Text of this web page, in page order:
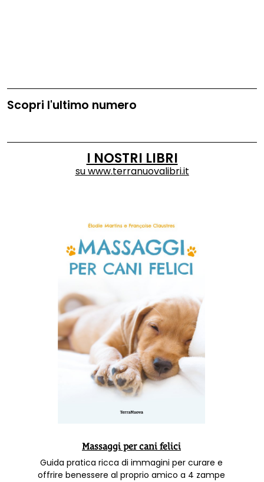
Scopri l'ultimo numero
I NOSTRI LIBRI
suwww.terranuovalibri.it
Massaggi per cani felici
Guida pratica ricca di immagini per curare e
offrire benessere al proprio amico a 4 zampe